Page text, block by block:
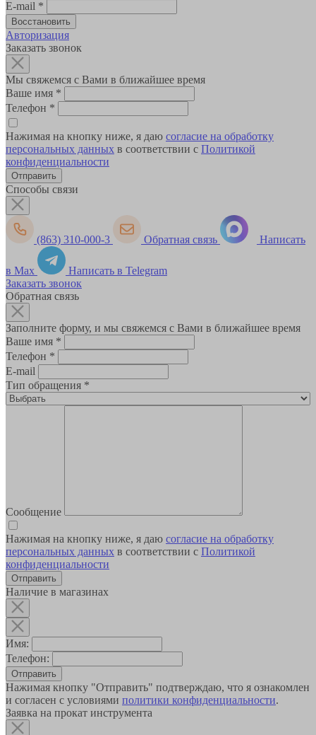
E-mail *
Авторизация
Заказать звонок
Мы свяжемся с Вами в ближайшее время
Ваше имя *
Телефон *
Нажимая на кнопку ниже, я даю согласие на обработку
персональных данных в соответствии с Политикой
конфиденциальности
Способы связи
(863) 310-000-3 Обратная связь Написать
в Max
Написать в Telegram
Заказать звонок
Обратная связь
Заполните форму, и мы свяжемся с Вами в ближайшее время
Ваше имя *
Телефон *
E-mail
Тип обращения *
Сообщение
Нажимая на кнопку ниже, я даю согласие на обработку
персональных данных в соответствии с Политикой
конфиденциальности
Наличие в магазинах
Имя:
Телефон:
Отправить
Нажимая кнопку "Отправить" подтверждаю, что я ознакомлен
и согласен с условиями политики конфиденциальности.
Заявка на прокат инструмента